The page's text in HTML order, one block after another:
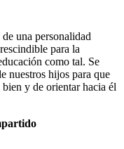
una personalidad
para la
como tal. Se
nuestros hijos para que
y de orientar hacia él